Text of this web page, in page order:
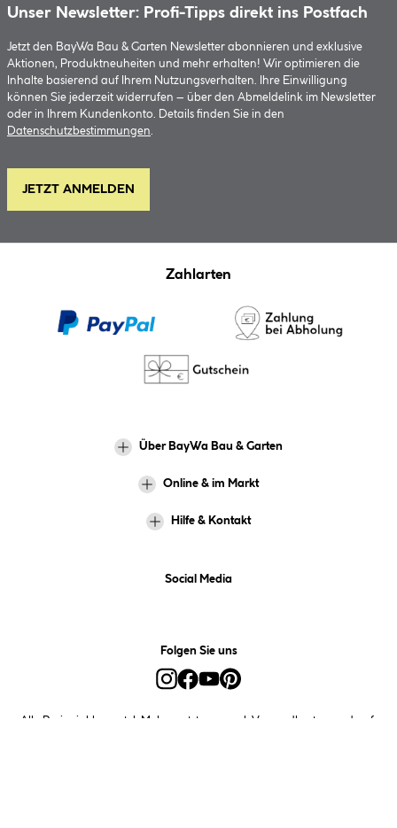
Unser Newsletter: Profi-Tipps direkt ins Postfach
Jetzt den BayWa Bau & Garten Newsletter abonnieren und exklusive
Aktionen, Produktneuheiten und mehr erhalten! Wir optimieren die
Inhalte basierend auf Ihrem Nutzungsverhalten. Ihre Einwilligung
können Sie jederzeit widerrufen – über den Abmeldelink im Newsletter
oder in Ihrem Kundenkonto. Details finden Sie in den
Datenschutzbestimmungen.
JETZT ANMELDEN
Zahlarten
Über BayWa Bau & Garten
Online & im Markt
Hilfe & Kontakt
Social Media
Folgen Sie uns
Alle Preise inkl. gesetzl. Mehrwertsteuer zzgl. Versandkosten
und ggf.